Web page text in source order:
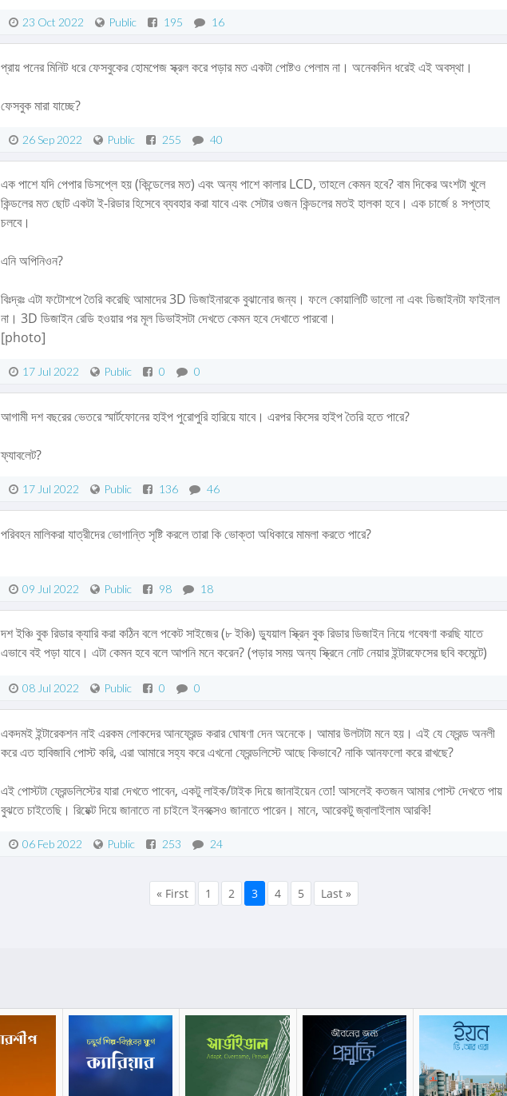
23 Oct 2022 Public 195 16
প্রায় পনের মিনিট ধরে ফেসবুকের হোমপেজ স্ক্রল করে পড়ার মত একটা পোষ্টও পেলাম না। অনেকদিন ধরেই এই অবস্থা।
ফেসবুক মারা যাচ্ছে?
26 Sep 2022 Public 255 40
এক পাশে যদি পেপার ডিসপ্লে হয় (কিন্ডেলের মত) এবং অন্য পাশে কালার LCD, তাহলে কেমন হবে? বাম দিকের অংশটা খুলে
কিন্ডলের মত ছোট একটা ই-রিডার হিসেবে ব্যবহার করা যাবে এবং সেটার ওজন কিন্ডলের মতই হালকা হবে। এক চার্জে ৪ সপ্তাহ
চলবে।
এনি অপিনিওন?
বিঃদ্রঃ এটা ফটোশপে তৈরি করেছি আমাদের 3D ডিজাইনারকে বুঝানোর জন্য। ফলে কোয়ালিটি ভালো না এবং ডিজাইনটা ফাইনাল
না। 3D ডিজাইন রেডি হওয়ার পর মূল ডিভাইসটা দেখতে কেমন হবে দেখাতে পারবো।
[photo]
17 Jul 2022 Public 0 0
আগামী দশ বছরের ভেতরে স্মার্টফোনের হাইপ পুরোপুরি হারিয়ে যাবে। এরপর কিসের হাইপ তৈরি হতে পারে?
ফ্যাবলেট?
17 Jul 2022 Public 136 46
পরিবহন মালিকরা যাত্রীদের ভোগান্তি সৃষ্টি করলে তারা কি ভোক্তা অধিকারে মামলা করতে পারে?
09 Jul 2022 Public 98 18
দশ ইঞ্চি বুক রিডার ক্যারি করা কঠিন বলে পকেট সাইজের (৮ ইঞ্চি) ড্যুয়াল স্ক্রিন বুক রিডার ডিজাইন নিয়ে গবেষণা করছি যাতে
এভাবে বই পড়া যাবে। এটা কেমন হবে বলে আপনি মনে করেন? (পড়ার সময় অন্য স্ক্রিনে নোট নেয়ার ইন্টারফেসের ছবি কমেন্টে)
08 Jul 2022 Public 0 0
একদমই ইন্টারেকশন নাই এরকম লোকদের আনফ্রেন্ড করার ঘোষণা দেন অনেকে। আমার উলটাটা মনে হয়। এই যে ফ্রেন্ড অনলী
করে এত হাবিজাবি পোস্ট করি, এরা আমারে সহ্য করে এখনো ফ্রেন্ডলিস্টে আছে কিভাবে? নাকি আনফলো করে রাখছে?
এই পোস্টটা ফ্রেন্ডলিস্টের যারা দেখতে পাবেন, একটু লাইক/টাইক দিয়ে জানাইয়েন তো! আসলেই কতজন আমার পোস্ট দেখতে পায়
বুঝতে চাইতেছি। রিয়েক্ট দিয়ে জানাতে না চাইলে ইনবক্সেও জানাতে পারেন। মানে, আরেকটু জ্বালাইলাম আরকি!
06 Feb 2022 Public 253 24
« First 1 2 3 4 5 Last »